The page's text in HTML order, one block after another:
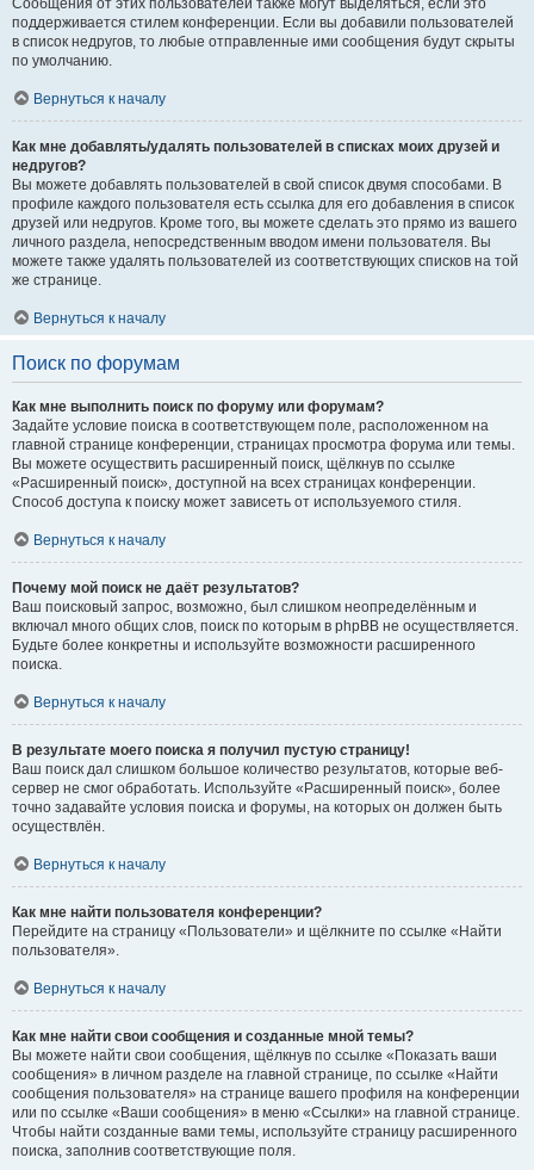
Сообщения от этих пользователей также могут выделяться, если это
поддерживается стилем конференции. Если вы добавили пользователей
в список недругов, то любые отправленные ими сообщения будут скрыты
по умолчанию.
Вернуться к началу
Как мне добавлять/удалять пользователей в списках моих друзей и
недругов?
Вы можете добавлять пользователей в свой список двумя способами. В
профиле каждого пользователя есть ссылка для его добавления в список
друзей или недругов. Кроме того, вы можете сделать это прямо из вашего
личного раздела, непосредственным вводом имени пользователя. Вы
можете также удалять пользователей из соответствующих списков на той
же странице.
Вернуться к началу
Поиск по форумам
Как мне выполнить поиск по форуму или форумам?
Задайте условие поиска в соответствующем поле, расположенном на
главной странице конференции, страницах просмотра форума или темы.
Вы можете осуществить расширенный поиск, щёлкнув по ссылке
«Расширенный поиск», доступной на всех страницах конференции.
Способ доступа к поиску может зависеть от используемого стиля.
Вернуться к началу
Почему мой поиск не даёт результатов?
Ваш поисковый запрос, возможно, был слишком неопределённым и
включал много общих слов, поиск по которым в phpBB не осуществляется.
Будьте более конкретны и используйте возможности расширенного
поиска.
Вернуться к началу
В результате моего поиска я получил пустую страницу!
Ваш поиск дал слишком большое количество результатов, которые веб-
сервер не смог обработать. Используйте «Расширенный поиск», более
точно задавайте условия поиска и форумы, на которых он должен быть
осуществлён.
Вернуться к началу
Как мне найти пользователя конференции?
Перейдите на страницу «Пользователи» и щёлкните по ссылке «Найти
пользователя».
Вернуться к началу
Как мне найти свои сообщения и созданные мной темы?
Вы можете найти свои сообщения, щёлкнув по ссылке «Показать ваши
сообщения» в личном разделе на главной странице, по ссылке «Найти
сообщения пользователя» на странице вашего профиля на конференции
или по ссылке «Ваши сообщения» в меню «Ссылки» на главной странице.
Чтобы найти созданные вами темы, используйте страницу расширенного
поиска, заполнив соответствующие поля.